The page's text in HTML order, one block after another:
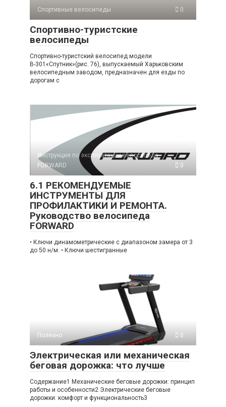
Спортивные велосипеды 0
Спортивно-туристские
велосипеды
Спортивно-туристский велосипед модели
В-301«Спутник»(рис. 76), выпускаемый Харьковским
велосипедным заводом, предназначен для езды по
дорогам с
Инструкция по эксплуатации велосипеда
FORWARD
0
6.1 РЕКОМЕНДУЕМЫЕ
ИНСТРУМЕНТЫ ДЛЯ
ПРОФИЛАКТИКИ И РЕМОНТА.
Руководство велосипеда
FORWARD
• Ключи динамометрические с диапазоном замера от 3
до 50 н/м. • Ключи шестигранные
Полезно 0
Электрическая или механическая
беговая дорожка: что лучше
Содержание1 Механические беговые дорожки: принцип
работы и особенности2 Электрические беговые
дорожки: комфорт и функциональность3